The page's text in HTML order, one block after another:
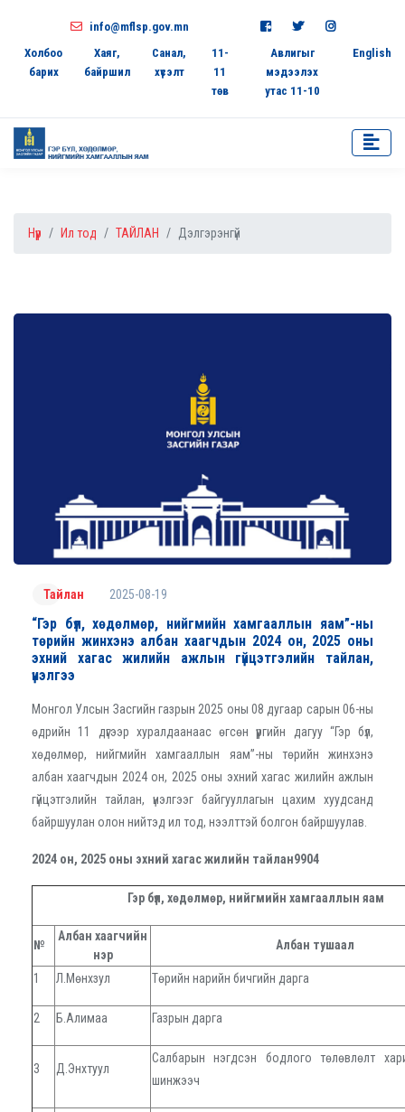
info@mflsp.gov.mn
Холбоо
барих
Хаяг,
байршил
Санал,
хүсэлт
11-
11
төв
Авлигыг
мэдээлэх
утас 11-10
English
Нүүр Ил тод ТАЙЛАН Дэлгэрэнгүй
Тайлан 2025-08-19
“Гэр бүл, хөдөлмөр, нийгмийн хамгааллын яам”-ны
төрийн жинхэнэ албан хаагчдын 2024 он, 2025 оны
эхний хагас жилийн ажлын гүйцэтгэлийн тайлан,
үнэлгээ
Монгол Улсын Засгийн газрын 2025 оны 08 дугаар сарын 06-ны
өдрийн 11 дүгээр хуралдаанаас өгсөн үүргийн дагуу “Гэр бүл,
хөдөлмөр, нийгмийн хамгааллын яам”-ны төрийн жинхэнэ
албан хаагчдын 2024 он, 2025 оны эхний хагас жилийн ажлын
гүйцэтгэлийн тайлан, үнэлгээг байгууллагын цахим хуудсанд
байршуулан олон нийтэд ил тод, нээлттэй болгон байршуулав.
2024 oн, 2025 оны эхний хагас жилийн тайлан9904
Гэр бүл, хөдөлмөр, нийгмийн хамгааллын яам
№
Албан хаагчийн
нэр
Албан тушаал
1 Л.Мөнхзул Tөрийн нарийн бичгийн дарга
2 Б.Алимаа Газрын дарга
3 Д.Энхтуул
Салбарын нэгдсэн бодлого төлөвлөлт
шинжээч